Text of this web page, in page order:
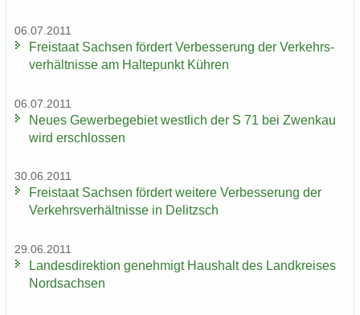
06.07.2011
Frei­staat Sach­sen för­dert Ver­bes­se­rung der Ver­kehrs­
ver­hält­nis­se am Hal­te­punkt Küh­ren
06.07.2011
Neues Ge­wer­be­ge­biet west­lich der S 71 bei Zwenkau
wird er­schlos­sen
30.06.2011
Frei­staat Sach­sen för­dert wei­te­re Ver­bes­se­rung der
Ver­kehrs­ver­hält­nis­se in De­litzsch
29.06.2011
Lan­des­di­rek­ti­on ge­neh­migt Haus­halt des Land­krei­ses
Nord­sach­sen